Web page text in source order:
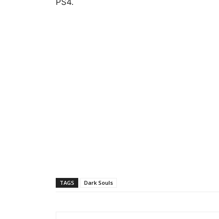
PS4.
TAGS Dark Souls